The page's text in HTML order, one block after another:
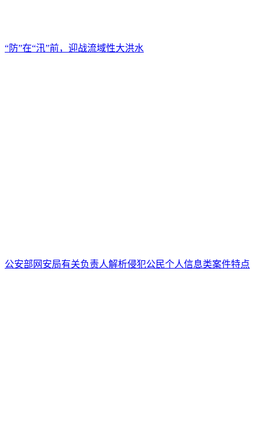
“防”在“汛”前，迎战流域性大洪水
公安部网安局有关负责人解析侵犯公民个人信息类案件特点